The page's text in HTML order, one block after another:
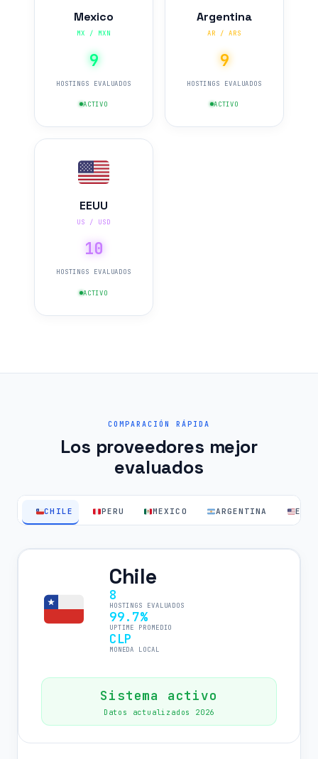
Mexico
MX / MXN
9
HOSTINGS EVALUADOS
ACTIVO
Argentina
AR / ARS
9
HOSTINGS EVALUADOS
ACTIVO
EEUU
US / USD
10
HOSTINGS EVALUADOS
ACTIVO
COMPARACIÓN RÁPIDA
Los proveedores mejor
evaluados
CHILE PERU MEXICO ARGENTINA EEUU
Chile
8
HOSTINGS EVALUADOS
99.7%
UPTIME PROMEDIO
CLP
MONEDA LOCAL
Sistema activo
Datos actualizados 2026